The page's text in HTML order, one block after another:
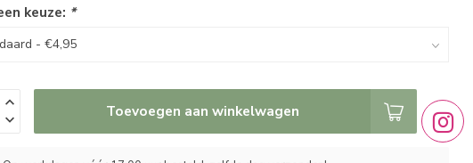
keuze: *
Toevoegen aan winkelwagen